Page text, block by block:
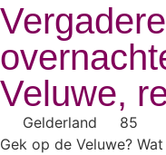
Veluwe,
Gelderland
85
Gek op de Veluwe?